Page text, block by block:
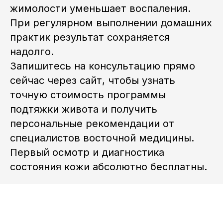
жимолости уменьшает воспаления.
При регулярном выполнении домашних
практик результат сохраняется
надолго.
Запишитесь на консультацию прямо
сейчас через сайт, чтобы узнать
точную стоимость программы
подтяжки живота и получить
персональные рекомендации от
специалистов восточной медицины.
Первый осмотр и диагностика
состояния кожи абсолютно бесплатны.
Сведения об образовательной
Лицензия на осуществление
образовательной деятельности
№ЛО35–01255–50/01908337
ИП Артём Александрович Тен
ОГРН 32350810042500
Регистрационный номер в
реестре 77-25-397588
Политика конфиденциальности
Декларация качества,
Как добраться